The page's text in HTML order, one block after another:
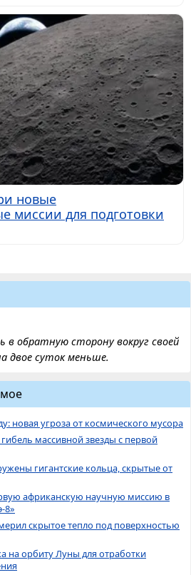
новые
миссии для подготовки
в обратную сторону вокруг своей
двое суток меньше.
новая угроза от космического мусора
массивной звезды с первой
гигантские кольца, скрытые от
африканскую научную миссию в
8»
скрытое тепло под поверхностью
на орбиту Луны для отработки